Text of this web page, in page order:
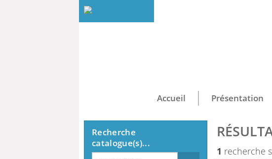
Accueil Présentation
1 recherche
Recherche
catalogue(s)...